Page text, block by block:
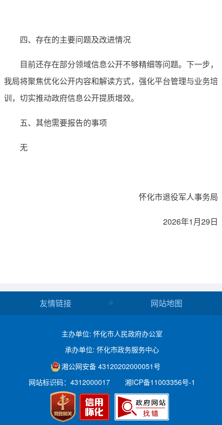
四、存在的主要问题及改进情况
目前还存在部分领域信息公开不够精细等问题。下一步，
我局将聚焦优化公开内容和解读方式，强化平台管理与业务培
训，切实推动政府信息公开提质增效。
五、其他需要报告的事项
无
怀化市退役军人事务局
2026年1月29日
友情链接 网站地图
主办单位: 怀化市人民政府办公室
承办单位: 怀化市政务服务中心
湘公网安备 43120202000051号
网站标识码：4312000017
湘ICP备11003356号-1